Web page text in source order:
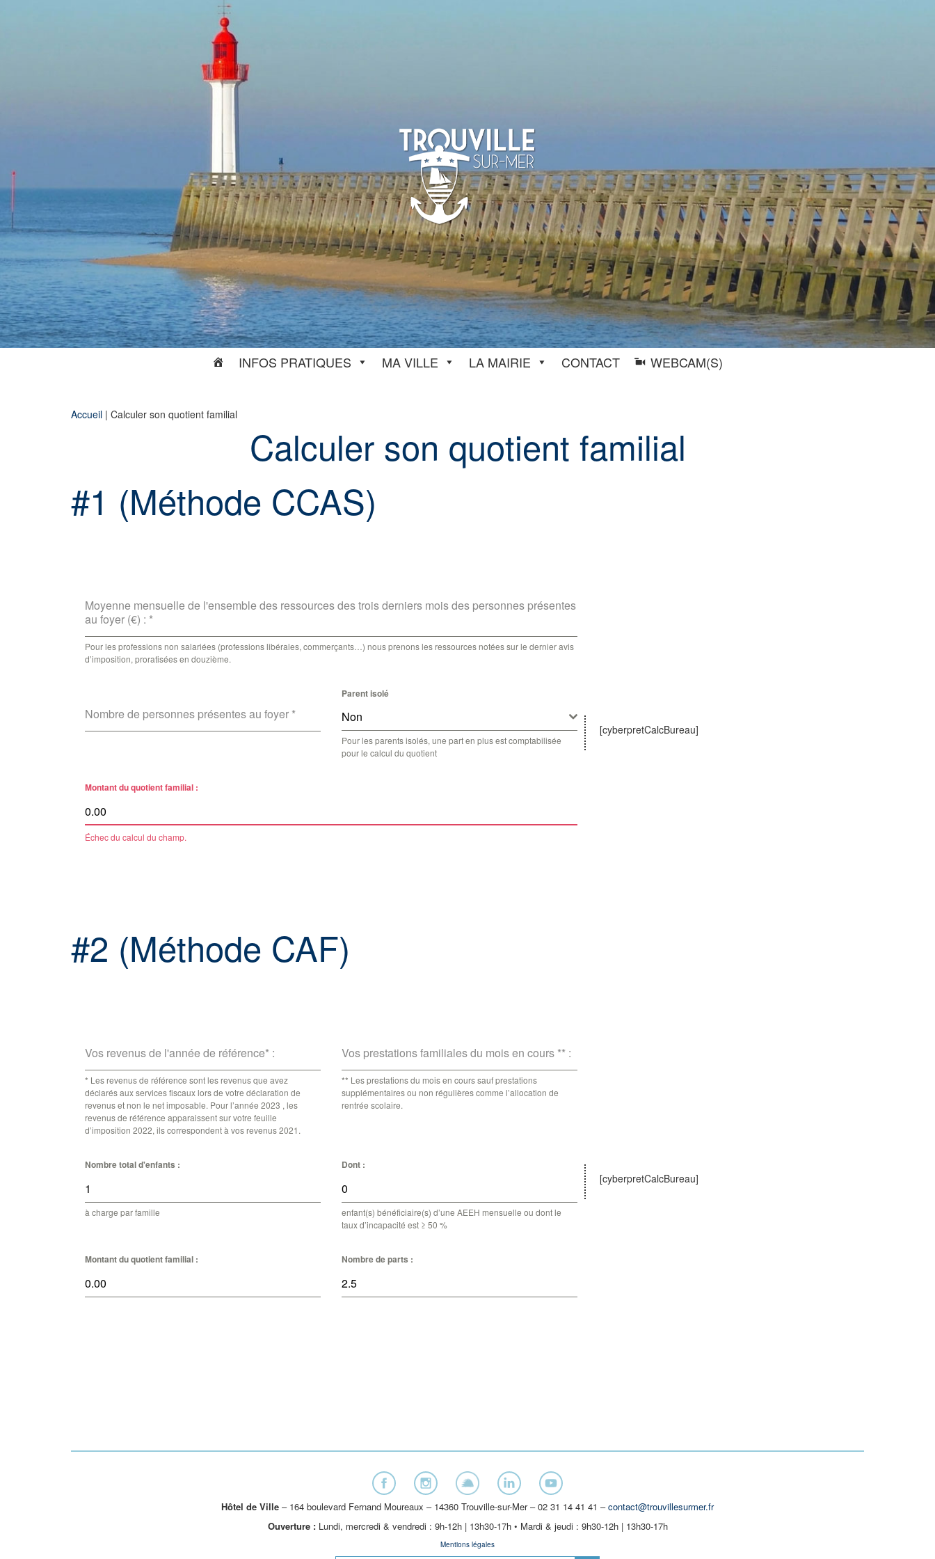
TROUVILLE-SUR-MER
INFOS PRATIQUES MA VILLE LA MAIRIE CONTACT WEBCAM(S)
Accueil | Calculer son quotient familial
Calculer son quotient familial
#1 (Méthode CCAS)
Moyenne mensuelle de l'ensemble des ressources des trois derniers mois des personnes présentes
au foyer (€) : *
Pour les professions non salariées (professions libérales, commerçants…) nous prenons les ressources notées sur le dernier avis
d’imposition, proratisées en douzième.
Nombre de personnes présentes au foyer *
Parent isolé
Non
Pour les parents isolés, une part en plus est comptabilisée
pour le calcul du quotient
Montant du quotient familial :
Échec du calcul du champ.
[cyberpretCalcBureau]
#2 (Méthode CAF)
Vos revenus de l'année de référence* :
* Les revenus de référence sont les revenus que avez
déclarés aux services fiscaux lors de votre déclaration de
revenus et non le net imposable. Pour l’année 2023 , les
revenus de référence apparaissent sur votre feuille
d’imposition 2022, ils correspondent à vos revenus 2021.
Vos prestations familiales du mois en cours ** :
** Les prestations du mois en cours sauf prestations
supplémentaires ou non régulières comme l’allocation de
rentrée scolaire.
Nombre total d'enfants :
à charge par famille
Dont :
enfant(s) bénéficiaire(s) d’une AEEH mensuelle ou dont le
taux d’incapacité est ≥ 50 %
Montant du quotient familial : Nombre de parts :
[cyberpretCalcBureau]
Hôtel de Ville – 164 boulevard Fernand Moureaux – 14360 Trouville-sur-Mer – 02 31 14 41 41 –contact@trouvillesurmer.fr
Ouverture :Lundi, mercredi & vendredi : 9h-12h | 13h30-17h • Mardi & jeudi : 9h30-12h | 13h30-17h
Mentions légales
Search Button